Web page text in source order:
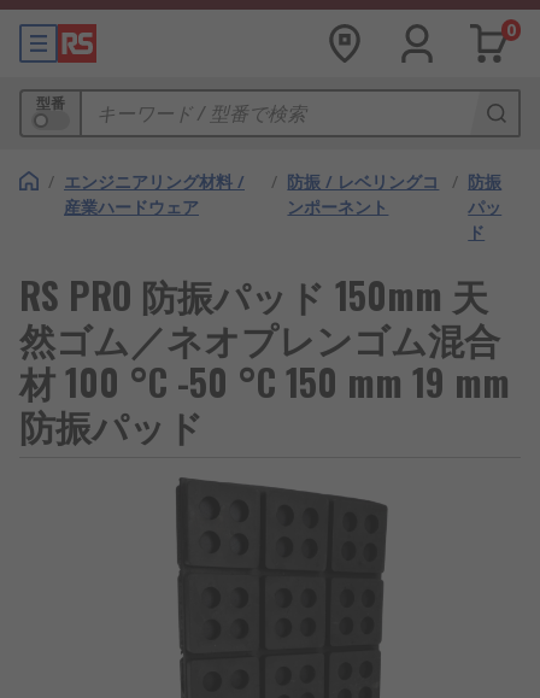
0
型番
/ エンジニアリング材料 /
産業ハードウェア
/ 防振 / レベリングコ
ンポーネント
/ 防振
パッ
ド
RS PRO 防振パッド 150mm 天
然ゴム／ネオプレンゴム混合
材 100 °C -50 °C 150 mm 19 mm
防振パッド